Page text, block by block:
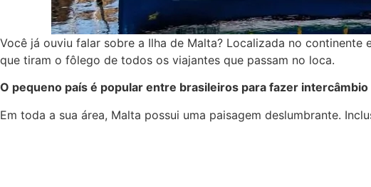
Você já ouviu falar sobre a Ilha de Malta? Localizada no continente
que tiram o fôlego de todos os viajantes que passam no loca.
O pequeno país é popular entre brasileiros para fazer
Em toda a sua área, Malta possui uma paisagem deslumbrante.